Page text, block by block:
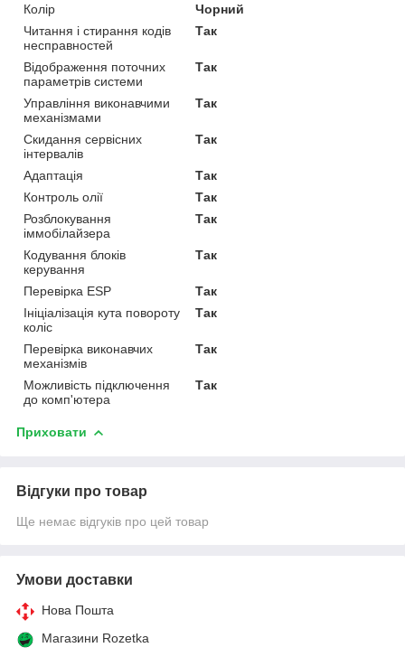
Колір
Чорний
Читання і стирання кодів
несправностей
Так
Відображення поточних
параметрів системи
Так
Управління виконавчими
механізмами
Так
Скидання сервісних
інтервалів
Так
Адаптація
Так
Контроль олії
Так
Розблокування
іммобілайзера
Так
Кодування блоків
керування
Так
Перевірка ESP
Так
Ініціалізація кута повороту
коліс
Так
Перевірка виконавчих
механізмів
Так
Можливість підключення
до комп'ютера
Так
Приховати
Відгуки про товар
Ще немає відгуків про цей товар
Умови доставки
Нова Пошта
Магазини Rozetka